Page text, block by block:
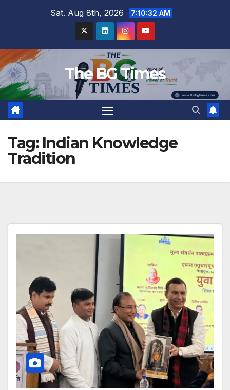
Sat. Aug 8th, 2026 7:10:32 AM
The BG Times
Tag: Indian Knowledge
Tradition